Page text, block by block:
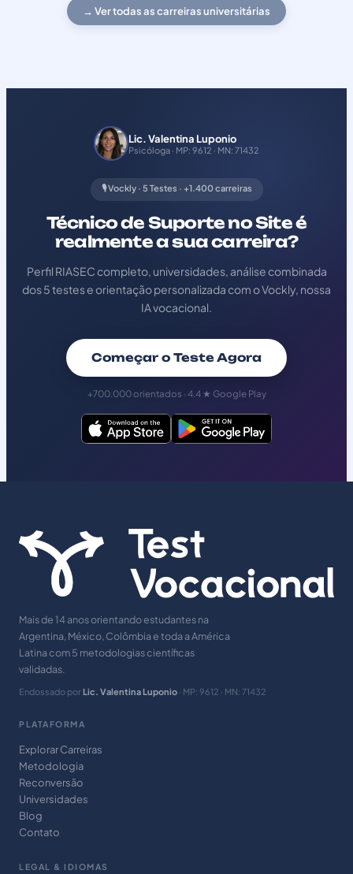
→ Ver todas as carreiras universitárias
Lic. Valentina Luponio
Psicóloga · MP: 9612 · MN: 71432
🎙️ Vockly · 5 Testes · +1.400 carreiras
Técnico de Suporte no Site é
realmente a sua carreira?
Perfil RIASEC completo, universidades, análise combinada
dos 5 testes e orientação personalizada com o Vockly, nossa
IA vocacional.
Começar o Teste Agora
+700.000 orientados · 4.4 ★ Google Play
Mais de 14 anos orientando estudantes na
Argentina, México, Colômbia e toda a América
Latina com 5 metodologias científicas
validadas.
Endossado por Lic. Valentina Luponio · MP: 9612 · MN: 71432
PLATAFORMA
Explorar Carreiras
Metodologia
Reconversão
Universidades
Blog
Contato
LEGAL & IDIOMAS